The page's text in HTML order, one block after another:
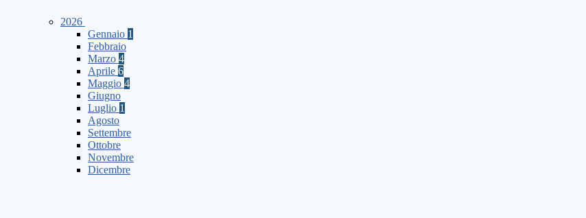
2026
Gennaio 1
Febbraio
Marzo 4
Aprile 6
Maggio 4
Giugno
Luglio 1
Agosto
Settembre
Ottobre
Novembre
Dicembre